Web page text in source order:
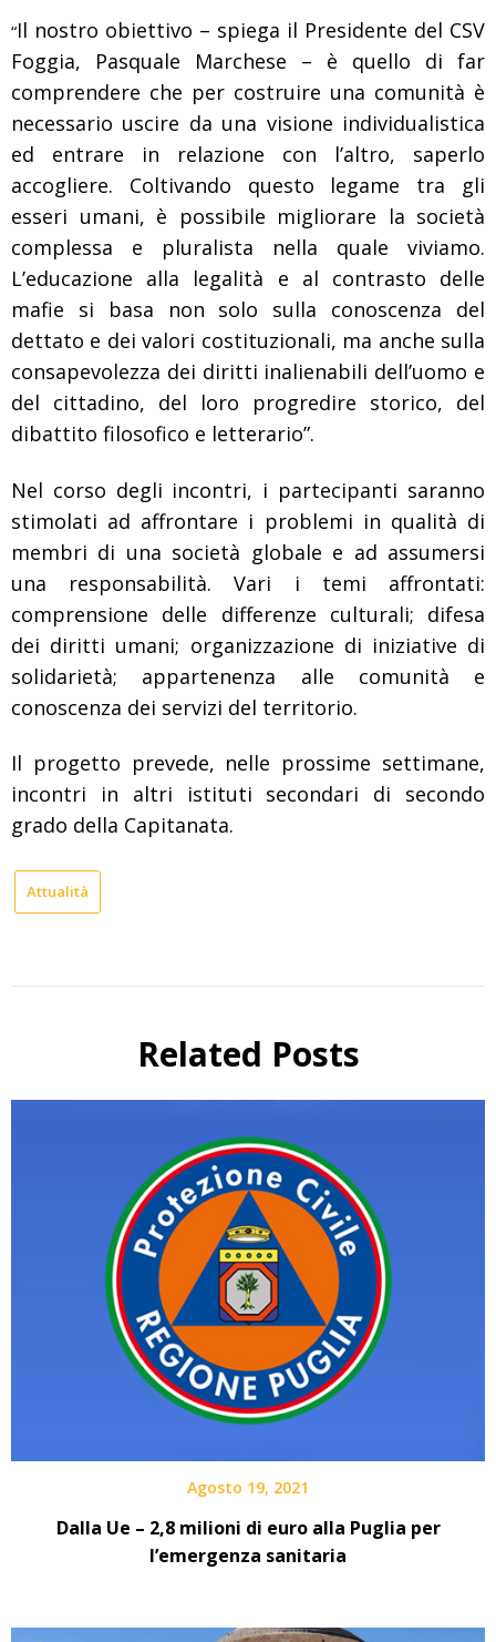
“Il nostro obiettivo – spiega il Presidente del CSV
Foggia, Pasquale Marchese – è quello di far
comprendere che per costruire una comunità è
necessario uscire da una visione individualistica
ed entrare in relazione con l’altro, saperlo
accogliere. Coltivando questo legame tra gli
esseri umani, è possibile migliorare la società
complessa e pluralista nella quale viviamo.
L’educazione alla legalità e al contrasto delle
mafie si basa non solo sulla conoscenza del
dettato e dei valori costituzionali, ma anche sulla
consapevolezza dei diritti inalienabili dell’uomo e
del cittadino, del loro progredire storico, del
dibattito filosofico e letterario”.
Nel corso degli incontri, i partecipanti saranno
stimolati ad affrontare i problemi in qualità di
membri di una società globale e ad assumersi
una responsabilità. Vari i temi affrontati:
comprensione delle differenze culturali; difesa
dei diritti umani; organizzazione di iniziative di
solidarietà; appartenenza alle comunità e
conoscenza dei servizi del territorio.
Il progetto prevede, nelle prossime settimane,
incontri in altri istituti secondari di secondo
grado della Capitanata.
Attualità
Related Posts
Agosto 19, 2021
Dalla Ue – 2,8 milioni di euro alla Puglia per
l’emergenza sanitaria